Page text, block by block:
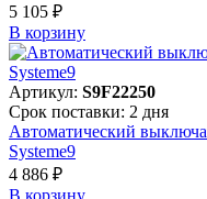
5 105 ₽
В корзинy
Артикул: S9F22250
Срок поставки: 2 дня
Автоматический
Systeme9
4 886 ₽
В корзинy